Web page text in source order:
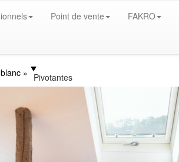
Point de vente FAKRO
Pivotantes